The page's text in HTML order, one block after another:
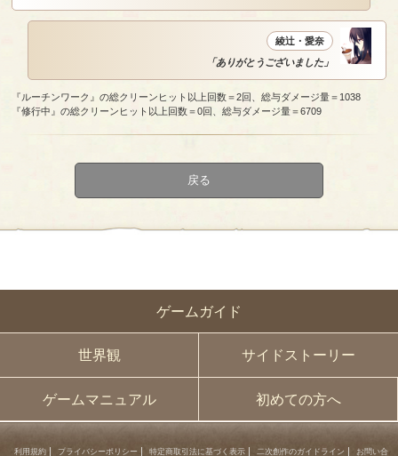
ゲームガイド
世界観 サイドストーリー
ゲームマニュアル 初めての方へ
綾辻・愛奈
「ありがとうございました」
『ルーチンワーク』の総クリーンヒット以上回数＝2回、総与ダメージ量＝1038
『修行中』の総クリーンヒット以上回数＝0回、総与ダメージ量＝6709
戻る
利用規約 プライバシーポリシー 特定商取引法に基づく表示 二次創作のガイドライン お問い合